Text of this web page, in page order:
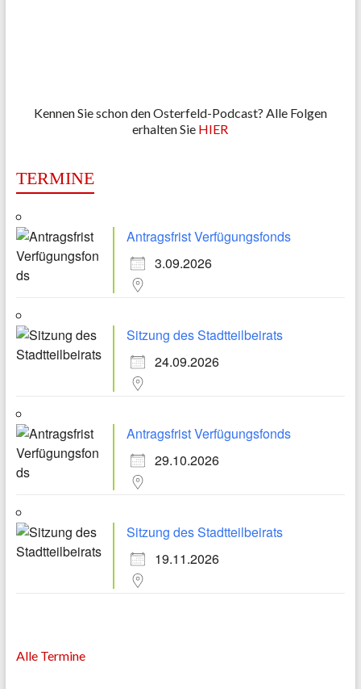
Kennen Sie schon den Osterfeld-Podcast? Alle Folgen
erhalten Sie HIER
TERMINE
Antragsfrist Verfügungsfonds
3.09.2026
Sitzung des Stadtteilbeirats
24.09.2026
Antragsfrist Verfügungsfonds
29.10.2026
Sitzung des Stadtteilbeirats
19.11.2026
Alle Termine